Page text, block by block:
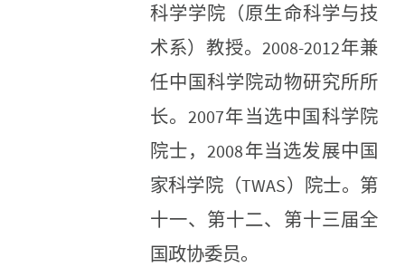
科学学院（原生命科学与技
术系）教授。2008-2012年兼
任中国科学院动物研究所所
长。2007年当选中国科学院
院士，2008年当选发展中国
家科学院（TWAS）院士。第
十一、第十二、第十三届全
国政协委员。